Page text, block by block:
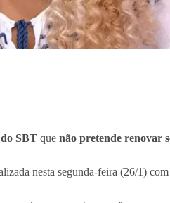
SBT que não pretende renovar
nesta segunda-feira (26/1)